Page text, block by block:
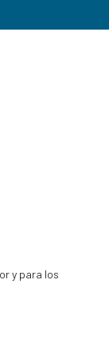
y para los